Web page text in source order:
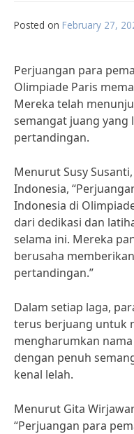
Posted on February 27,
Perjuangan para
Olimpiade Paris
Mereka telah
semangat juang yang
pertandingan.
Menurut Susy
Indonesia,
Indonesia di
dari dedikasi dan
selama ini. Mereka
berusaha
pertandingan.”
Dalam setiap laga,
terus berjuang untuk
mengharumkan
dengan penuh
kenal lelah.
Menurut Gita
“Perjuangan para